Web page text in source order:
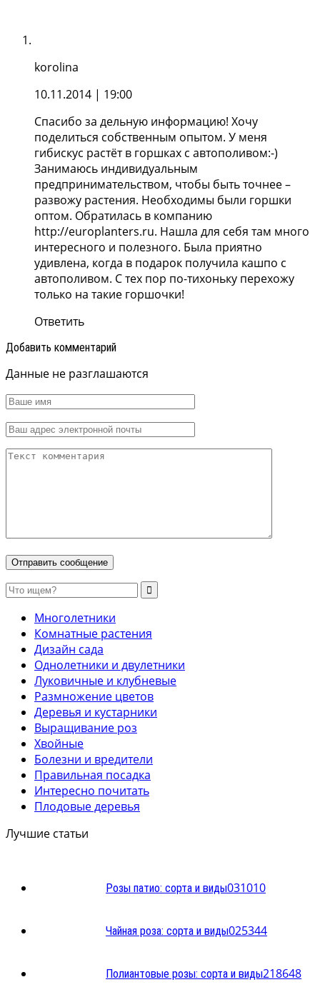
korolina
10.11.2014 | 19:00
Спасибо за дельную информацию! Хочу
поделиться собственным опытом. У меня
гибискус растёт в горшках с автополивом:-)
Занимаюсь индивидуальным
предпринимательством, чтобы быть точнее –
развожу растения. Необходимы были горшки
оптом. Обратилась в компанию
http://europlanters.ru. Нашла для себя там много
интересного и полезного. Была приятно
удивлена, когда в подарок получила кашпо с
автополивом. С тех пор по-тихоньку перехожу
только на такие горшочки!
Ответить
Добавить комментарий
Данные не разглашаются
Многолетники
Комнатные растения
Дизайн сада
Однолетники и двулетники
Луковичные и клубневые
Размножение цветов
Деревья и кустарники
Выращивание роз
Хвойные
Болезни и вредители
Правильная посадка
Интересно почитать
Плодовые деревья
Лучшие статьи
Розы патио: сорта и виды031010
Чайная роза: сорта и виды025344
Полиантовые розы: сорта и виды218648